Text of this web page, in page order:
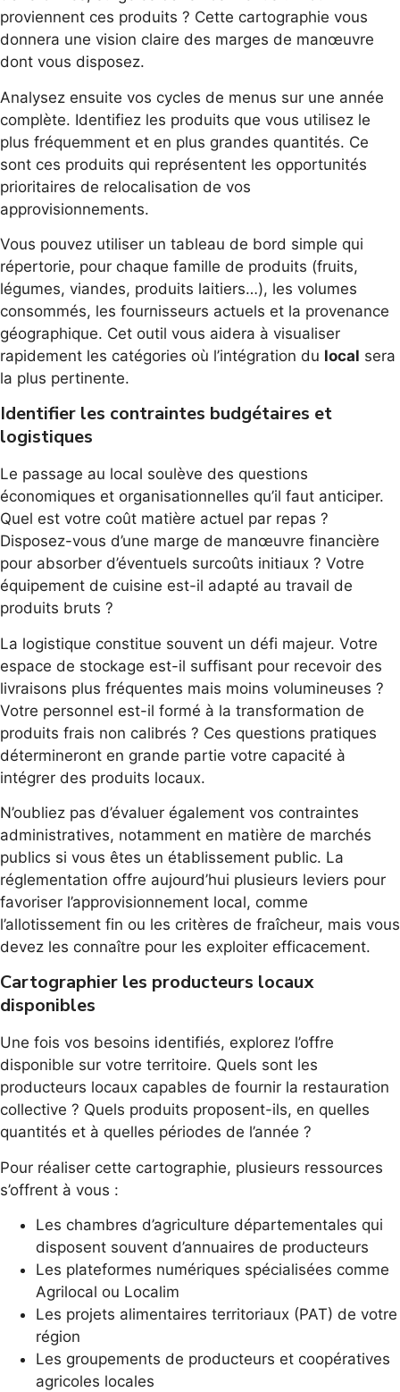
proviennent ces produits ? Cette cartographie vous
donnera une vision claire des marges de manœuvre
dont vous disposez.
Analysez ensuite vos cycles de menus sur une année
complète. Identifiez les produits que vous utilisez le
plus fréquemment et en plus grandes quantités. Ce
sont ces produits qui représentent les opportunités
prioritaires de relocalisation de vos
approvisionnements.
Vous pouvez utiliser un tableau de bord simple qui
répertorie, pour chaque famille de produits (fruits,
légumes, viandes, produits laitiers…), les volumes
consommés, les fournisseurs actuels et la provenance
géographique. Cet outil vous aidera à visualiser
rapidement les catégories où l’intégration du local sera
la plus pertinente.
Identifier les contraintes budgétaires et
logistiques
Le passage au local soulève des questions
économiques et organisationnelles qu’il faut anticiper.
Quel est votre coût matière actuel par repas ?
Disposez-vous d’une marge de manœuvre financière
pour absorber d’éventuels surcoûts initiaux ? Votre
équipement de cuisine est-il adapté au travail de
produits bruts ?
La logistique constitue souvent un défi majeur. Votre
espace de stockage est-il suffisant pour recevoir des
livraisons plus fréquentes mais moins volumineuses ?
Votre personnel est-il formé à la transformation de
produits frais non calibrés ? Ces questions pratiques
détermineront en grande partie votre capacité à
intégrer des produits locaux.
N’oubliez pas d’évaluer également vos contraintes
administratives, notamment en matière de marchés
publics si vous êtes un établissement public. La
réglementation offre aujourd’hui plusieurs leviers pour
favoriser l’approvisionnement local, comme
l’allotissement fin ou les critères de fraîcheur, mais vous
devez les connaître pour les exploiter efficacement.
Cartographier les producteurs locaux
disponibles
Une fois vos besoins identifiés, explorez l’offre
disponible sur votre territoire. Quels sont les
producteurs locaux capables de fournir la restauration
collective ? Quels produits proposent-ils, en quelles
quantités et à quelles périodes de l’année ?
Pour réaliser cette cartographie, plusieurs ressources
s’offrent à vous :
Les chambres d’agriculture départementales qui
disposent souvent d’annuaires de producteurs
Les plateformes numériques spécialisées comme
Agrilocal ou Localim
Les projets alimentaires territoriaux (PAT) de votre
région
Les groupements de producteurs et coopératives
agricoles locales